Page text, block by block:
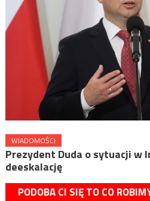
WIADOMOŚCI
Prezydent Duda o sytuacji w
deeskalację
PODOBA CI SIĘ TO CO